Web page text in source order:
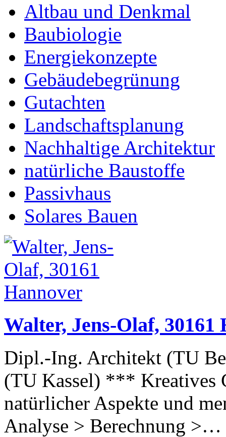
Altbau und Denkmal
Baubiologie
Energiekonzepte
Gebäudebegrünung
Gutachten
Landschaftsplanung
Nachhaltige Architektur
natürliche Baustoffe
Passivhaus
Solares Bauen
Walter, Jens-Olaf, 30161
Dipl.-Ing. Architekt (TU
(TU Kassel) *** Kreatives
natürlicher Aspekte und
Analyse > Berechnung >…